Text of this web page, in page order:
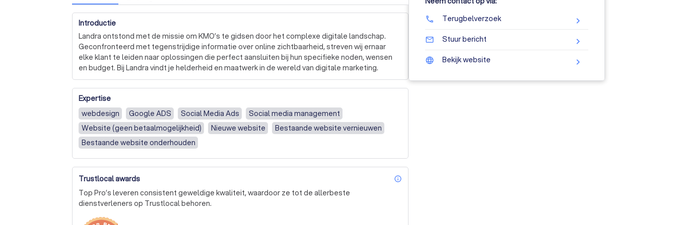
Introductie
Landra ontstond met de missie om KMO’s te gidsen door het complexe digitale landschap.
Geconfronteerd met tegenstrijdige informatie over online zichtbaarheid, streven wij ernaar
elke klant te leiden naar oplossingen die perfect aansluiten bij hun specifieke noden, wensen
en budget. Bij Landra vindt je helderheid en maatwerk in de wereld van digitale marketing.
Expertise
webdesign
Google ADS Social Media Ads
Social media management
Website (geen betaalmogelijkheid)
Nieuwe website
Bestaande website vernieuwen
Bestaande website onderhouden
Trustlocal awards info_outline
Top Pro’s leveren consistent geweldige kwaliteit, waardoor ze tot de allerbeste
dienstverleners op Trustlocal behoren.
phone Terugbelverzoek
mail_outline Stuur bericht
language Bekijk website